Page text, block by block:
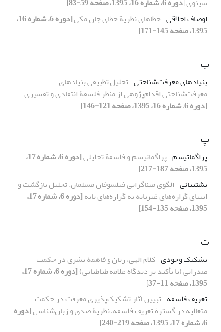
اوصاف اخلاقی خطاهای نظریة خطای جان مکی
[دوره 6، شماره 16،
1395، صفحه 145-171]
ب
بنیادهای معرفت‌شناختی تحلیل تطبیقی بنیادهای
معرفت‌شناختی اقدام‌پژوهی از منظر فلسفۀ انتقادی و تفسیری
[دوره 6، شماره 16، 1395، صفحه 121-146]
پ
پراگماتیسم پراگماتیسم و فلسفة تحلیلی
[دوره 6، شماره 17،
1395، صفحه 187-217]
پشتیبانی الگوی مبناگرایی فیلسوفان مسلمان: تحلیل بازگشت و
ابتنای گزاره‌های غیرپایه به گزاره‌های پایه
[دوره 6، شماره 17،
1395، صفحه 135-154]
ت
تشکیک وجودی کلام الهی، زبان و فاهمۀ بشری در حکمت
صدرایی (با تأکید بر دیدگاه علامه طباطبایی)
[دوره 6، شماره 17،
1395، صفحه 11-37]
تعریف فلسفه تبیین آثار تشکیک‌پذیری معرفت در حکمت
متعالیه در گسترۀ تعریف فلسفه، نظریۀ صدق و زبان‌شناسی[دوره
6، شماره 17، 1395، صفحه 219-240]